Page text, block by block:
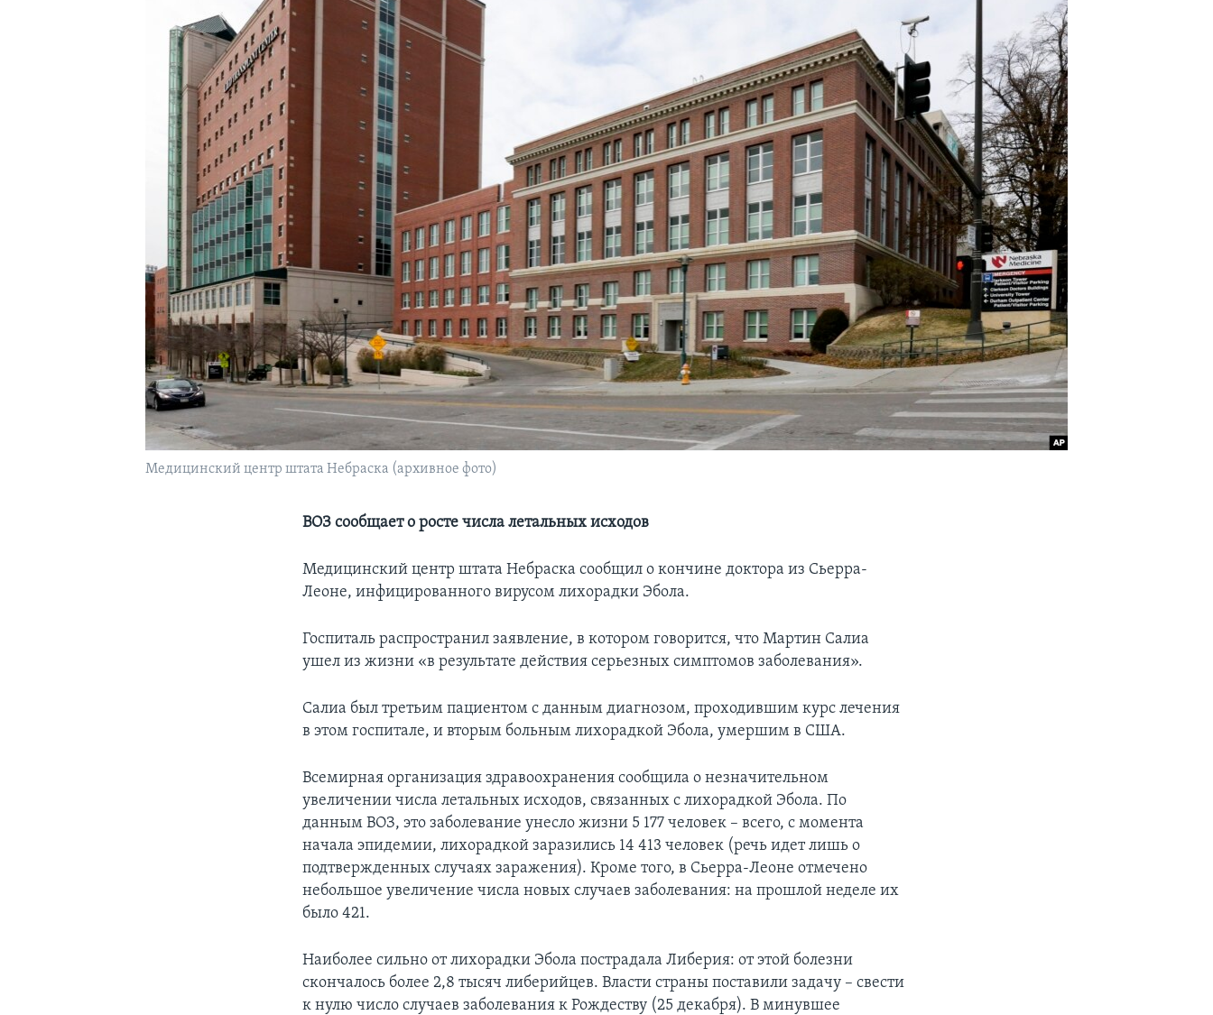
Медицинский центр штата Небраска (архивное фото)
ВОЗ сообщает о росте числа летальных исходов
Медицинский центр штата Небраска сообщил о кончине доктора из Сьерра-
Леоне, инфицированного вирусом лихорадки Эбола.
Госпиталь распространил заявление, в котором говорится, что Мартин Салиа
ушел из жизни «в результате действия серьезных симптомов заболевания».
Салиа был третьим пациентом с данным диагнозом, проходившим курс лечения
в этом госпитале, и вторым больным лихорадкой Эбола, умершим в США.
Всемирная организация здравоохранения сообщила о незначительном
увеличении числа летальных исходов, связанных с лихорадкой Эбола. По
данным ВОЗ, это заболевание унесло жизни 5 177 человек – всего, с момента
начала эпидемии, лихорадкой заразились 14 413 человек (речь идет лишь о
подтвержденных случаях заражения). Кроме того, в Сьерра-Леоне отмечено
небольшое увеличение числа новых случаев заболевания: на прошлой неделе их
было 421.
Наиболее сильно от лихорадки Эбола пострадала Либерия: от этой болезни
скончалось более 2,8 тысяч либерийцев. Власти страны поставили задачу – свести
к нулю число случаев заболевания к Рождеству (25 декабря). В минувшее